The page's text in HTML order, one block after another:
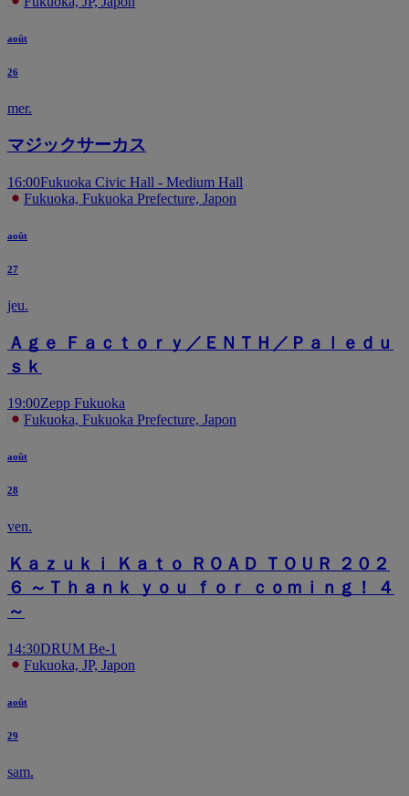
août
26
mer.
マジックサーカス
16:00Fukuoka Civic Hall - Medium Hall
Fukuoka, Fukuoka Prefecture, Japon
août
27
jeu.
Ａｇｅ Ｆａｃｔｏｒｙ／ＥＮＴＨ／Ｐａｌｅｄｕ
ｓｋ
19:00Zepp Fukuoka
Fukuoka, Fukuoka Prefecture, Japon
août
28
ven.
Ｋａｚｕｋｉ Ｋａｔｏ ＲＯＡＤ ＴＯＵＲ ２０２
６ ～Ｔｈａｎｋ ｙｏｕ ｆｏｒ ｃｏｍｉｎｇ！ ４
～
14:30DRUM Be-1
Fukuoka, JP, Japon
août
29
sam.